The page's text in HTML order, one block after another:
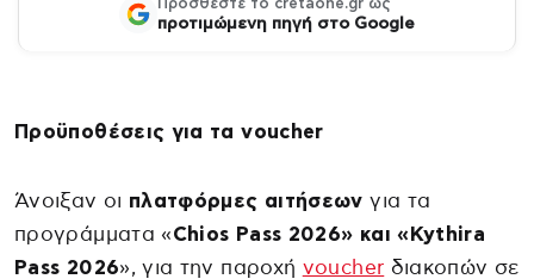
Προσθέστε το cretaone.gr ως
προτιμώμενη πηγή στο Google
Προϋποθέσεις για τα voucher
Άνοιξαν οι πλατφόρμες αιτήσεων για τα
προγράμματα «Chios Pass 2026» και «Kythira
Pass 2026», για την παροχή voucher διακοπών σε